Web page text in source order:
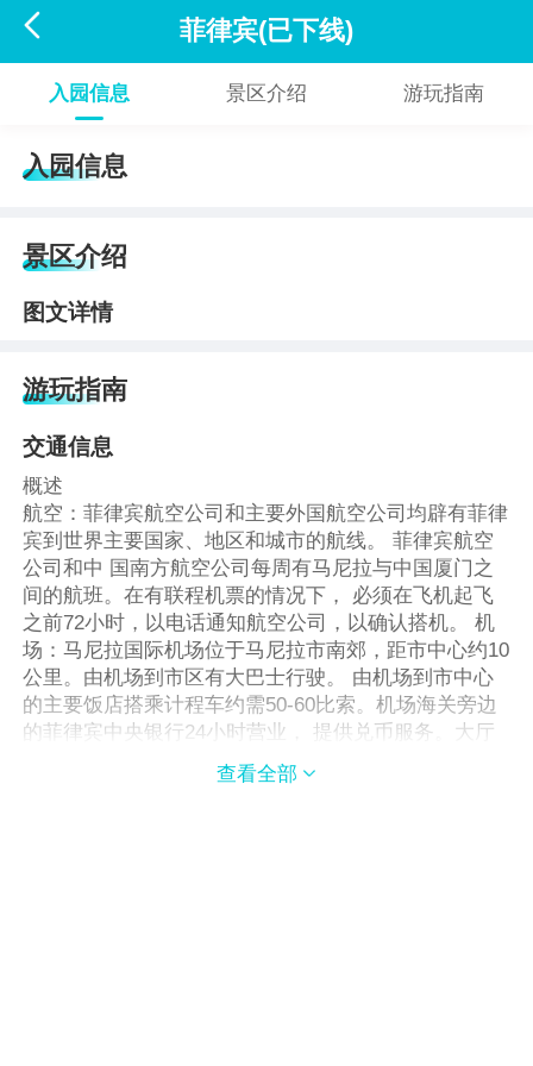
 菲律宾(已下线)
入园信息 景区介绍 游玩指南
入园信息
景区介绍
图文详情
游玩指南
交通信息
概述
航空：菲律宾航空公司和主要外国航空公司均辟有菲律
宾到世界主要国家、地区和城市的航线。 菲律宾航空
公司和中 国南方航空公司每周有马尼拉与中国厦门之
间的航班。在有联程机票的情况下， 必须在飞机起飞
之前72小时，以电话通知航空公司，以确认搭机。 机
场：马尼拉国际机场位于马尼拉市南郊，距市中心约10
公里。由机场到市区有大巴士行驶。 由机场到市中心
的主要饭店搭乘计程车约需50-60比索。机场海关旁边
的菲律宾中央银行24小时营业， 提供兑币服务。大厅
出口处旁，有菲律宾政府观光局的机场服务中心，提供
饭店预订 服务。出境时， 须付300比索的机场税。 火
查看全部 